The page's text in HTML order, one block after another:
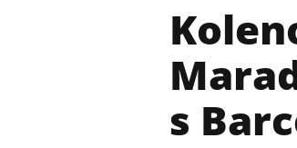
s